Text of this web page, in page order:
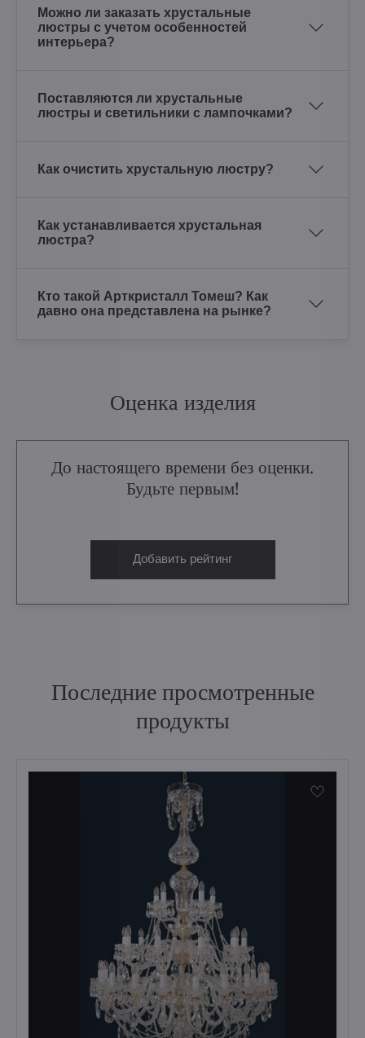
Можно ли заказать хрустальные
люстры с учетом особенностей
интерьера?
Поставляются ли хрустальные
люстры и светильники с лампочками?
Как очистить хрустальную люстру?
Как устанавливается хрустальная
люстра?
Кто такой Арткристалл Томеш? Как
давно она представлена на рынке?
Оценка изделия
До настоящего времени без оценки.
Будьте первым!
Добавить рейтинг
Последние просмотренные
продукты